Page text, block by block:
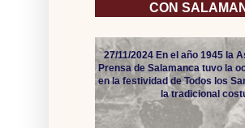
CON
27/11/2024 En el año 1945 la
Prensa de Salamanca tuvo la
en la festividad de Todos los
la tradicional